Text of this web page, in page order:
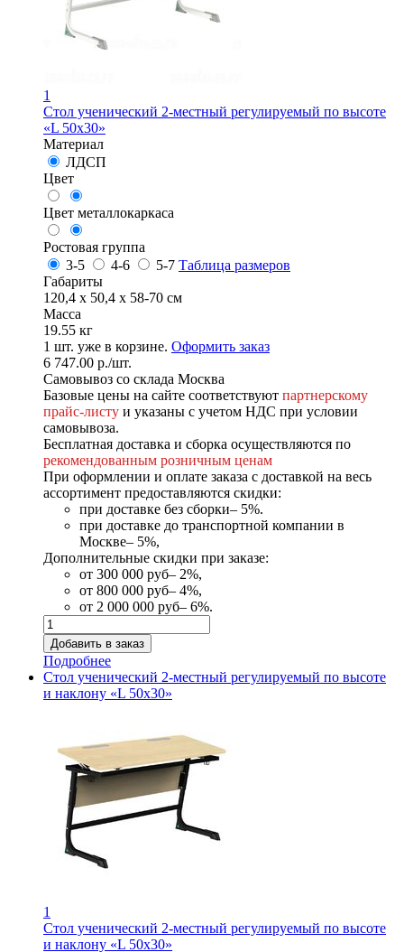
1
Стол ученический 2-местный регулируемый по высоте
«L 50x30»
Материал
ЛДСП
Цвет
Цвет металлокаркаса
Ростовая группа
3-5
4-6 5-7 Таблица размеров
Габариты
120,4 х 50,4 х 58-70 см
Масса
19.55 кг
1 шт. уже в корзине. Оформить заказ
6 747.00 р./шт.
Самовывоз со склада Москва
Базовые цены на сайте соответствуют партнерскому
прайс-листу и указаны с учетом НДС при условии
самовывоза.
Бесплатная доставка и сборка осуществляются по
рекомендованным розничным ценам
При оформлении и оплате заказа с доставкой на весь
ассортимент предоставляются скидки:
при доставке без сборки– 5%.
при доставке до транспортной компании в
Москве– 5%,
Дополнительные скидки при заказе:
от 300 000 руб– 2%,
от 800 000 руб– 4%,
от 2 000 000 руб– 6%.
Подробнее
Стол ученический 2-местный регулируемый по высоте
и наклону «L 50x30»
1
Стол ученический 2-местный регулируемый по высоте
и наклону «L 50x30»